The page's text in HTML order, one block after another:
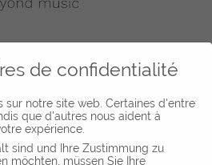
de confidentialité
sur notre site web. Certaines d'entre
que d'autres nous aident à
expérience.
sind und Ihre Zustimmung zu
möchten, müssen Sie Ihre